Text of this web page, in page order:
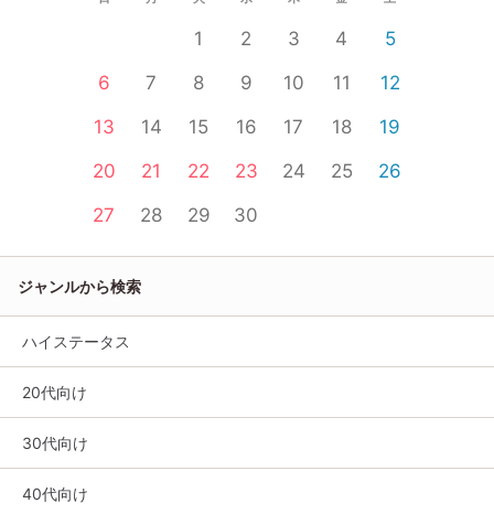
1 2 3 4
5
6
7 8 9 10 11
12
13
14 15 16 17 18
19
20
21 22 23 24 25
26
27
28 29 30
ジャンルから検索
ハイステータス
20代向け
30代向け
40代向け